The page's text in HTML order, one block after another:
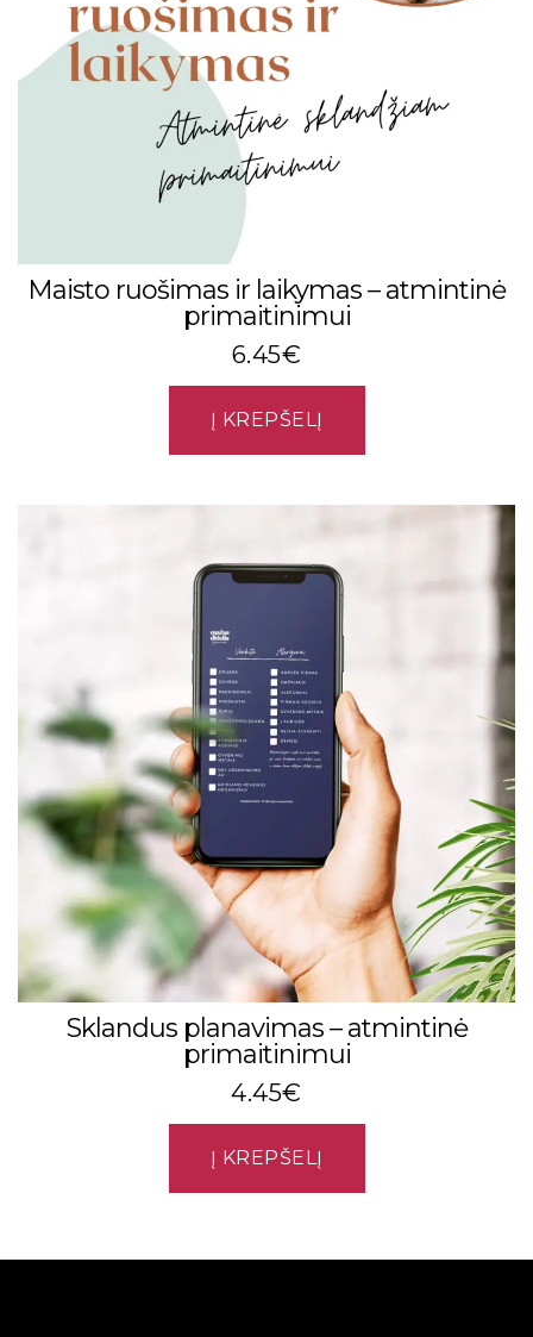
Maisto ruošimas ir laikymas – atmintinė
primaitinimui
6.45€
Į KREPŠELĮ
Sklandus planavimas – atmintinė
primaitinimui
4.45€
Į KREPŠELĮ